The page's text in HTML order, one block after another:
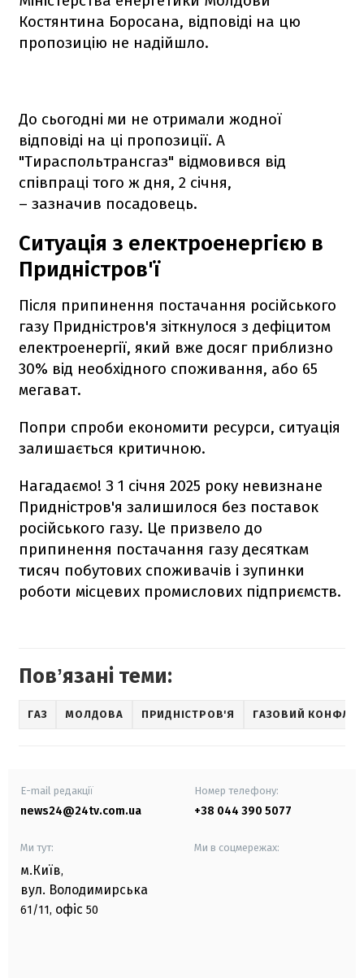
Костянтина Боросана, відповіді на цю
пропозицію не надійшло.
До сьогодні ми не отримали жодної
відповіді на ці пропозиції. А
"Тираспольтрансгаз" відмовився від
співпраці того ж дня, 2 січня,
– зазначив посадовець.
Ситуація з електроенергією в
Придністров'ї
Після припинення постачання російського
газу Придністров'я зіткнулося з дефіцитом
електроенергії, який вже досяг приблизно
30% від необхідного споживання, або 65
мегават.
Попри спроби економити ресурси, ситуація
залишається критичною.
Нагадаємо! З 1 січня 2025 року невизнане
Придністров'я залишилося без поставок
російського газу. Це призвело до
припинення постачання газу десяткам
тисяч побутових споживачів і зупинки
роботи місцевих промислових підприємств.
Повʼязані теми:
ГАЗ МОЛДОВА ПРИДНІСТРОВ'Я ГАЗОВИЙ
E-mail редакції
news24@24tv.com.ua
Номер телефону:
+38 044 390 5077
Ми тут:
м.Київ,
вул. Володимирська
61/11, офіс 50
Ми в соцмережах: